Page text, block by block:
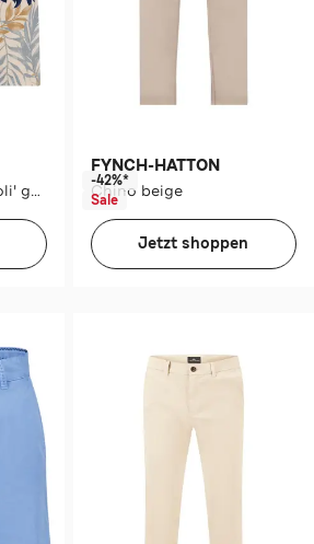
Leinenmix-Shorts 'Coli' gemustert
FYNCH-HATTON
Chino beige
-42%*
Sale
Jetzt shoppen